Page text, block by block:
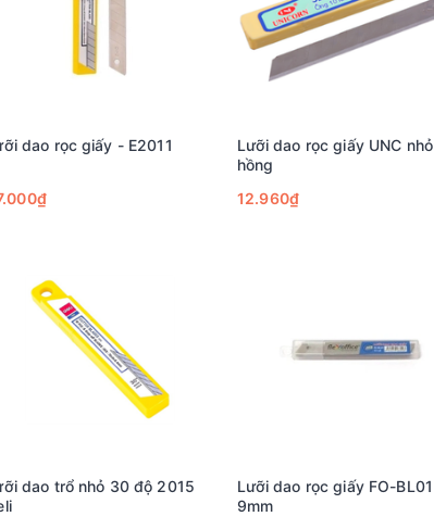
dao rọc giấy - E2011
Lưỡi dao rọc giấy UNC nhỏ
hồng
12.960₫
dao trổ nhỏ 30 độ 2015
Lưỡi dao rọc giấy FO-BL01
9mm